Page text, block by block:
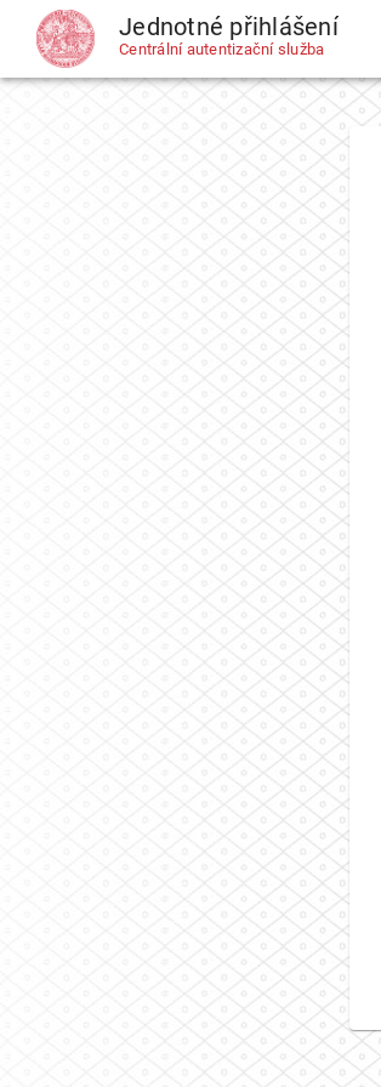
CAS Jednotné přihlášení
Centrální autentizační služba